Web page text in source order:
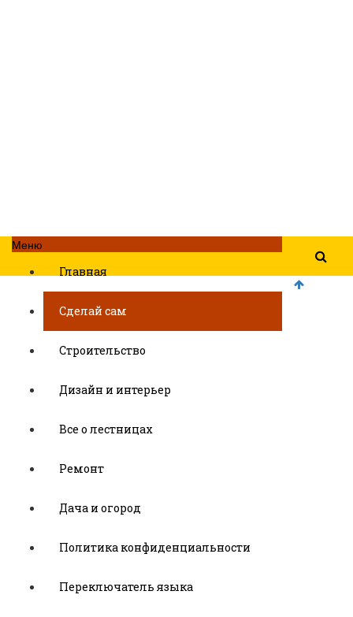
Меню
Главная
Сделай сам
Строительство
Дизайн и интерьер
Все о лестницах
Ремонт
Дача и огород
Политика конфиденциальности
Переключатель языка